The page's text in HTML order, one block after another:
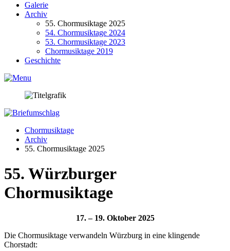
Galerie
Archiv
55. Chor­musiktage 2025
54. Chormusiktage 2024
53. Chormusiktage 2023
Chormusiktage 2019
Geschichte
Chormusiktage
Archiv
55. Chor­musiktage 2025
55. Würzburger
Chormusiktage
17. – 19. Oktober 2025
Die Chormusiktage verwandeln Würzburg in eine klingende
Chorstadt: